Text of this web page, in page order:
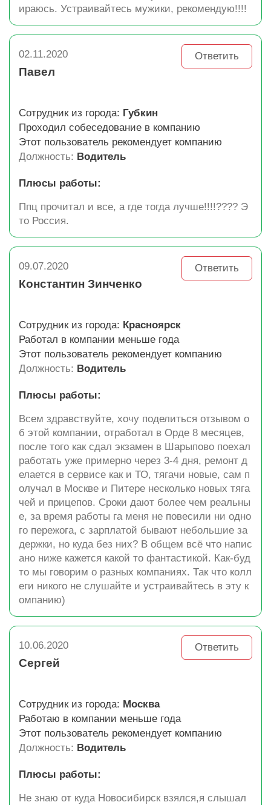
ираюсь. Устраивайтесь мужики, рекомендую!!!!
02.11.2020 Ответить
Павел
Сотрудник из города: Губкин
Проходил собеседование в компанию
Этот пользователь рекомендует компанию
Должность: Водитель
Плюсы работы:
Ппц прочитал и все, а где тогда лучше!!!!???? Э
то Россия.
09.07.2020 Ответить
Константин Зинченко
Сотрудник из города: Красноярск
Работал в компании меньше года
Этот пользователь рекомендует компанию
Должность: Водитель
Плюсы работы:
Всем здравствуйте, хочу поделиться отзывом о
б этой компании, отработал в Орде 8 месяцев,
после того как сдал экзамен в Шарыпово поехал
работать уже примерно через 3-4 дня, ремонт д
елается в сервисе как и ТО, тягачи новые, сам п
олучал в Москве и Питере несколько новых тяга
чей и прицепов. Сроки дают более чем реальны
е, за время работы га меня не повесили ни одно
го пережога, с зарплатой бывают небольшие за
держки, но куда без них? В общем всё что напис
ано ниже кажется какой то фантастикой. Как-буд
то мы говорим о разных компаниях. Так что колл
еги никого не слушайте и устраивайтесь в эту к
омпанию)
10.06.2020 Ответить
Сергей
Сотрудник из города: Москва
Работаю в компании меньше года
Этот пользователь рекомендует компанию
Должность: Водитель
Плюсы работы:
Не знаю от куда Новосибирск взялся,я слышал